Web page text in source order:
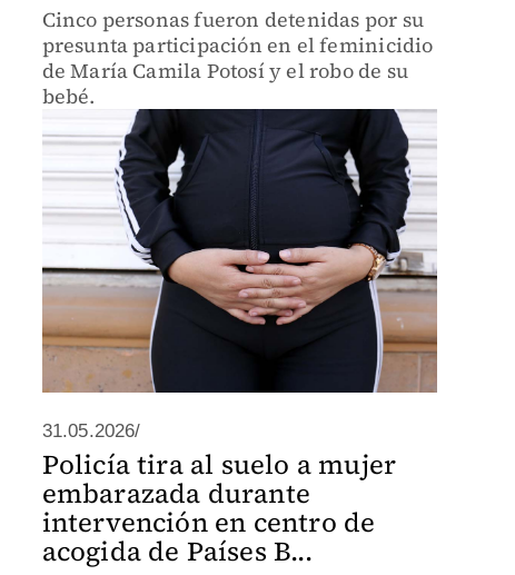
Cinco personas fueron detenidas por su
presunta participación en el feminicidio
de María Camila Potosí y el robo de su
bebé.
31.05.2026/
Policía tira al suelo a mujer
embarazada durante
intervención en centro de
acogida de Países B...